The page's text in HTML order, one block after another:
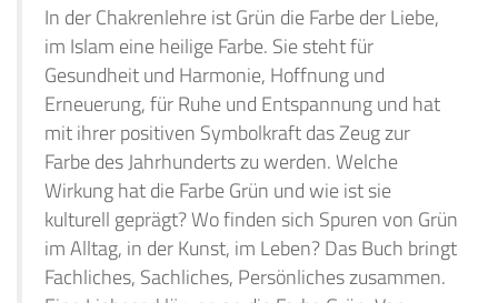
In der Chakrenlehre ist Grün die Farbe der Liebe,
im Islam eine heilige Farbe. Sie steht für
Gesundheit und Harmonie, Hoffnung und
Erneuerung, für Ruhe und Entspannung und hat
mit ihrer positiven Symbolkraft das Zeug zur
Farbe des Jahrhunderts zu werden. Welche
Wirkung hat die Farbe Grün und wie ist sie
kulturell geprägt? Wo finden sich Spuren von Grün
im Alltag, in der Kunst, im Leben? Das Buch bringt
Fachliches, Sachliches, Persönliches zusammen.